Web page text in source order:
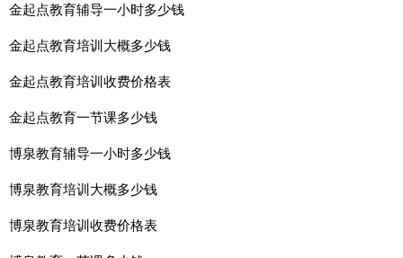
金起点教育辅导一小时多少钱
金起点教育培训大概多少钱
金起点教育培训收费价格表
金起点教育一节课多少钱
博泉教育辅导一小时多少钱
博泉教育培训大概多少钱
博泉教育培训收费价格表